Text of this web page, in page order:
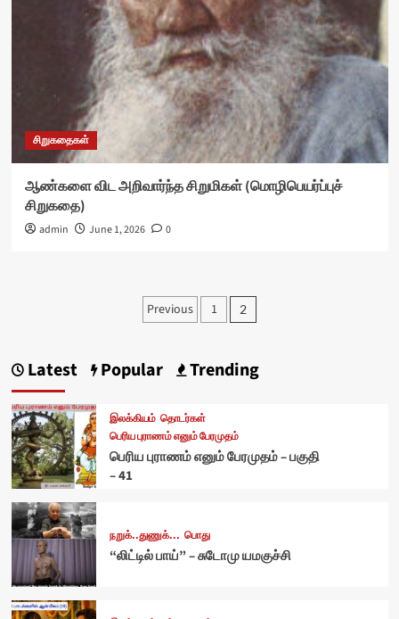
சிறுகதைகள்
ஆண்களை விட அறிவார்ந்த சிறுமிகள் (மொழிபெயர்ப்புச்
சிறுகதை)
admin June 1, 2026 0
Posts
Previous 1 2
Latest Popular Trending
இலக்கியம் தொடர்கள்
பெரிய புராணம் எனும் பேரமுதம்
பெரிய புராணம் எனும் பேரமுதம் – பகுதி
– 41
நறுக்..துணுக்... பொது
“லிட்டில் பாய்” – சுடோமு யமகுச்சி